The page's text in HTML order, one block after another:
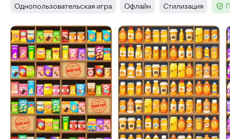
Тег:
Однопользовательская игра Тег:
Офлайн Тег:
Стилизация Тег :
Скриншоты